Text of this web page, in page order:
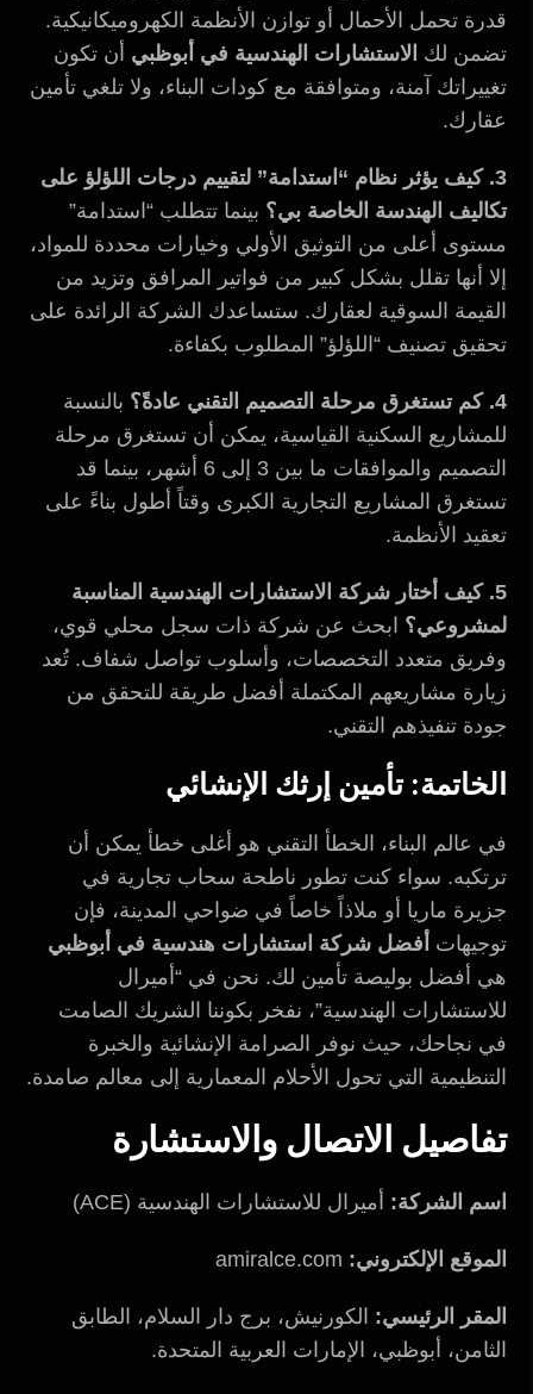
قدرة تحمل الأحمال أو توازن الأنظمة الكهروميكانيكية.
تضمن لك الاستشارات الهندسية في أبوظبي أن تكون
تغييراتك آمنة، ومتوافقة مع كودات البناء، ولا تلغي تأمين
عقارك.
3. كيف يؤثر نظام “استدامة” لتقييم درجات اللؤلؤ على
تكاليف الهندسة الخاصة بي؟ بينما تتطلب “استدامة”
مستوى أعلى من التوثيق الأولي وخيارات محددة للمواد،
إلا أنها تقلل بشكل كبير من فواتير المرافق وتزيد من
القيمة السوقية لعقارك. ستساعدك الشركة الرائدة على
تحقيق تصنيف “اللؤلؤ” المطلوب بكفاءة.
4. كم تستغرق مرحلة التصميم التقني عادةً؟
بالنسبة
للمشاريع السكنية القياسية، يمكن أن تستغرق مرحلة
التصميم والموافقات ما بين 3 إلى 6 أشهر، بينما قد
تستغرق المشاريع التجارية الكبرى وقتاً أطول بناءً على
تعقيد الأنظمة.
5. كيف أختار شركة الاستشارات الهندسية المناسبة
لمشروعي؟ ابحث عن شركة ذات سجل محلي قوي،
وفريق متعدد التخصصات، وأسلوب تواصل شفاف. تُعد
زيارة مشاريعهم المكتملة أفضل طريقة للتحقق من
جودة تنفيذهم التقني.
الخاتمة: تأمين إرثك الإنشائي
في عالم البناء، الخطأ التقني هو أغلى خطأ يمكن أن
ترتكبه. سواء كنت تطور ناطحة سحاب تجارية في
جزيرة ماريا أو ملاذاً خاصاً في ضواحي المدينة، فإن
توجيهات أفضل شركة استشارات هندسية في أبوظبي
هي أفضل بوليصة تأمين لك. نحن في “أميرال
للاستشارات الهندسية”، نفخر بكوننا الشريك الصامت
في نجاحك، حيث نوفر الصرامة الإنشائية والخبرة
التنظيمية التي تحول الأحلام المعمارية إلى معالم صامدة.
تفاصيل الاتصال والاستشارة
اسم الشركة: أميرال للاستشارات الهندسية (ACE)
الموقع الإلكتروني:
المقر الرئيسي: الكورنيش، برج دار السلام، الطابق
الثامن، أبوظبي، الإمارات العربية المتحدة.